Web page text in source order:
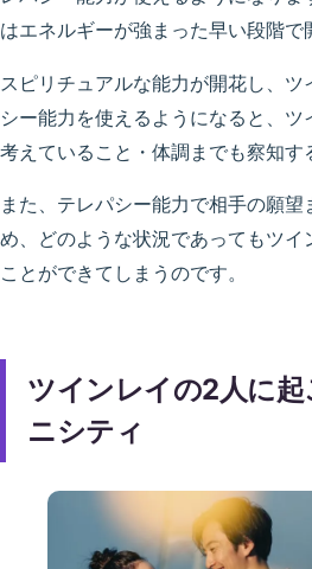
はエネルギーが強まった早い段階で
スピリチュアルな能力が開花し、
シー能力を使えるようになると、
考えていること・体調までも察知す
また、テレパシー能力で相手の願望
め、どのような状況であってもツイ
ことができてしまうのです。
ツインレイの2人に
ニシティ